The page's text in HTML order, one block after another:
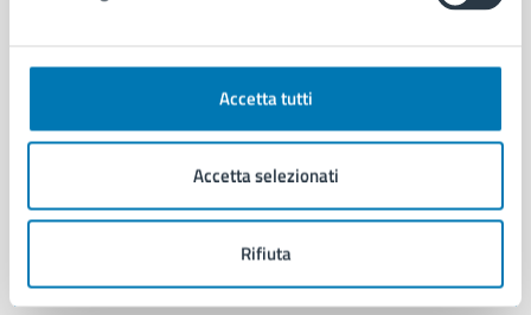
Accetta tutti
Accetta selezionati
Rifiuta
Educazione e formazione
Giustizia e sicurezza pubblica
Imprese e commercio
Vita lavorativa
NOVITÀ